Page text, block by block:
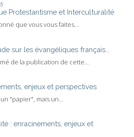
Protestantisme et Interculturalité
que vous vous faites...
sur les évangéliques français...
de la publication de cette...
enjeux et perspectives
"papier", mais un...
: enracinements, enjeux et